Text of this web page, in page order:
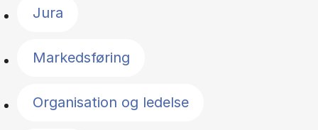
Jura
Markedsføring
Organisation og ledelse